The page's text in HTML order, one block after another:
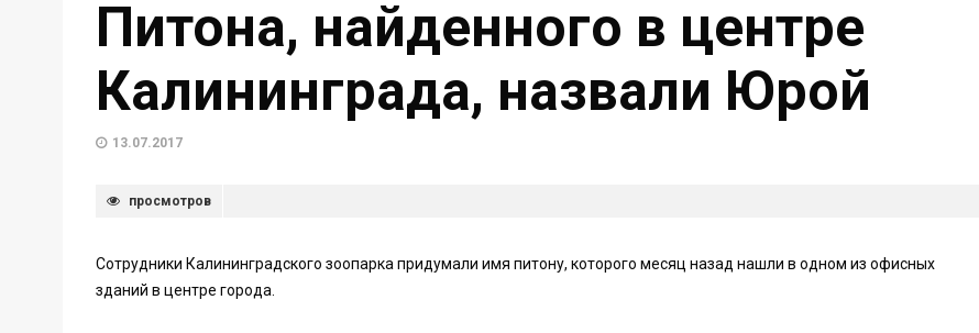
Питона, найденного в центре
Калининграда, назвали Юрой
13.07.2017
просмотров
Сотрудники Калининградского зоопарка придумали имя питону, которого месяц назад нашли в одном из офисных
зданий в центре города.